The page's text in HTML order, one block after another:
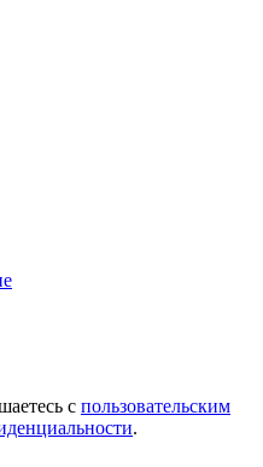
с пользовательским
.